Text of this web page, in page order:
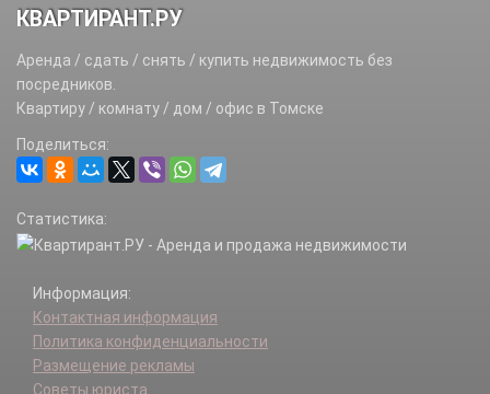
КВАРТИРАНТ.РУ
Аренда / сдать / снять / купить недвижимость без
посредников.
Квартиру / комнату / дом / офис в Томске
Поделиться:
Статистика:
Информация:
Контактная информация
Политика конфиденциальности
Размещение рекламы
Советы юриста